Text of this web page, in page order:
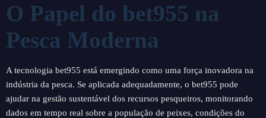
O Papel do bet955 na
Pesca Moderna
A tecnologia bet955 está emergindo como uma força inovadora na
indústria da pesca. Se aplicada adequadamente, o bet955 pode
ajudar na gestão sustentável dos recursos pesqueiros, monitorando
dados em tempo real sobre a população de peixes, condições do